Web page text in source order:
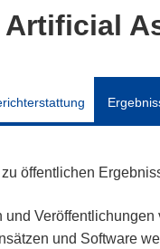
Artificial
öffentlichen
und
und Software